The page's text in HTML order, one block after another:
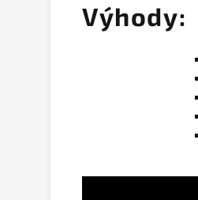
Výhody: